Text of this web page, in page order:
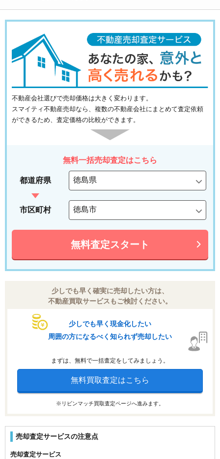
不動産会社選びで売却価格は大きく変わります。
スマイティ不動産売却なら、複数の不動産会社にまとめて査定依頼
ができるため、査定価格の比較ができます。
無料一括売却査定はこちら
都道府県
市区町村
無料査定スタート
少しでも早く確実に売却したい方は、
不動産買取サービスもご検討ください。
少しでも早く現金化したい
周囲の方になるべく知られず売却したい
まずは、無料で一括査定をしてみましょう。
無料買取査定はこちら
※リビンマッチ買取査定ページへ進みます。
売却査定サービスの注意点
売却査定サービス